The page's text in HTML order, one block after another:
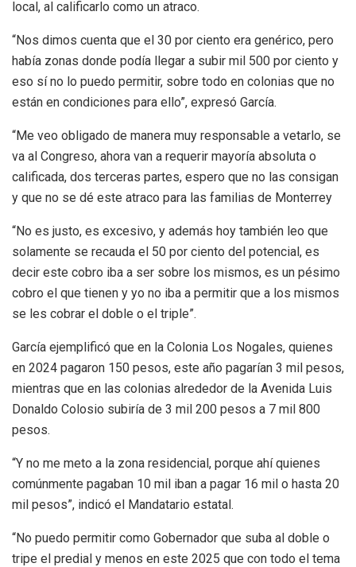
local, al calificarlo como un atraco.
“Nos dimos cuenta que el 30 por ciento era genérico, pero
había zonas donde podía llegar a subir mil 500 por ciento y
eso sí no lo puedo permitir, sobre todo en colonias que no
están en condiciones para ello”, expresó García.
“Me veo obligado de manera muy responsable a vetarlo, se
va al Congreso, ahora van a requerir mayoría absoluta o
calificada, dos terceras partes, espero que no las consigan
y que no se dé este atraco para las familias de Monterrey
“No es justo, es excesivo, y además hoy también leo que
solamente se recauda el 50 por ciento del potencial, es
decir este cobro iba a ser sobre los mismos, es un pésimo
cobro el que tienen y yo no iba a permitir que a los mismos
se les cobrar el doble o el triple”.
García ejemplificó que en la Colonia Los Nogales, quienes
en 2024 pagaron 150 pesos, este año pagarían 3 mil pesos,
mientras que en las colonias alrededor de la Avenida Luis
Donaldo Colosio subiría de 3 mil 200 pesos a 7 mil 800
pesos.
“Y no me meto a la zona residencial, porque ahí quienes
comúnmente pagaban 10 mil iban a pagar 16 mil o hasta 20
mil pesos”, indicó el Mandatario estatal.
“No puedo permitir como Gobernador que suba al doble o
tripe el predial y menos en este 2025 que con todo el tema